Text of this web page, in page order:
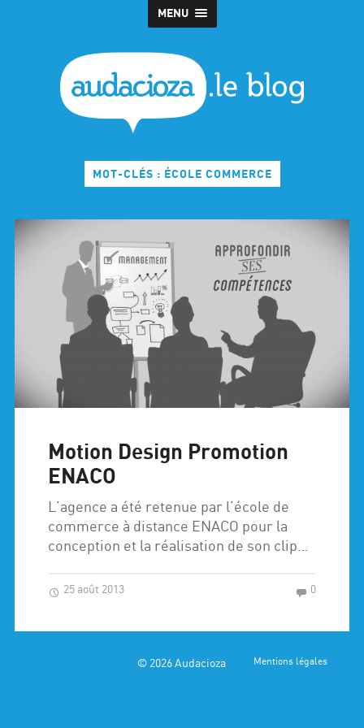
MENU
MOT-CLÉS : ÉCOLE COMMERCE
Motion Design Promotion
ENACO
L’agence a été retenue par l’école de
commerce à distance ENACO pour la
conception et la réalisation de son clip…
25 août 2013 0
© 2026Audacioza Mentions légales